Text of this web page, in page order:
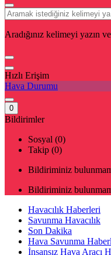
Aradığınız kelimeyi yazın
Hızlı Erişim
Hava Durumu
0
Bildirimler
Sosyal (0)
Takip (0)
Bildiriminiz
Bildiriminiz
Havacılık Haberleri
Savunma Havacılık
Son Dakika
Hava Savunma
İnsansız Hava Aracı